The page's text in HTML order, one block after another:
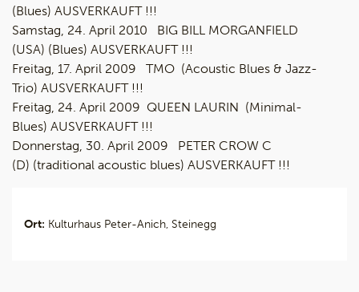
(Blues) AUSVERKAUFT !!!
Samstag, 24. April 2010 BIG BILL MORGANFIELD
(USA) (Blues) AUSVERKAUFT !!!
Freitag, 17. April 2009 TMO (Acoustic Blues & Jazz-
Trio) AUSVERKAUFT !!!
Freitag, 24. April 2009 QUEEN LAURIN (Minimal-
Blues) AUSVERKAUFT !!!
Donnerstag, 30. April 2009 PETER CROW C
(D) (traditional acoustic blues) AUSVERKAUFT !!!
Ort: Kulturhaus Peter-Anich, Steinegg